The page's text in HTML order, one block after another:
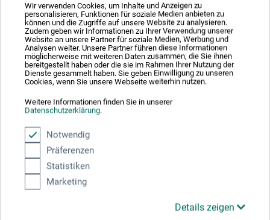
Wir verwenden Cookies, um Inhalte und Anzeigen zu
personalisieren, Funktionen für soziale Medien anbieten zu
können und die Zugriffe auf unsere Website zu analysieren.
Zudem geben wir Informationen zu Ihrer Verwendung unserer
Website an unsere Partner für soziale Medien, Werbung und
Analysen weiter. Unsere Partner führen diese Informationen
möglicherweise mit weiteren Daten zusammen, die Sie ihnen
bereitgestellt haben oder die sie im Rahmen Ihrer Nutzung der
Dienste gesammelt haben. Sie geben Einwilligung zu unseren
Cookies, wenn Sie unsere Webseite weiterhin nutzen.
Weitere Informationen finden Sie in unserer
Datenschutzerklärung.
Notwendig
Präferenzen
Statistiken
Marketing
Details zeigen
Lyra
Rembrandt Splender
18,00
plus forsendelse